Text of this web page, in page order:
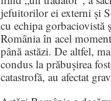
jefuitorilor ei externi și
cu echipa gorbaciovistă
România în acel
până astăzi. De altfel,
condus la prăbușirea
catastrofă, au afectat